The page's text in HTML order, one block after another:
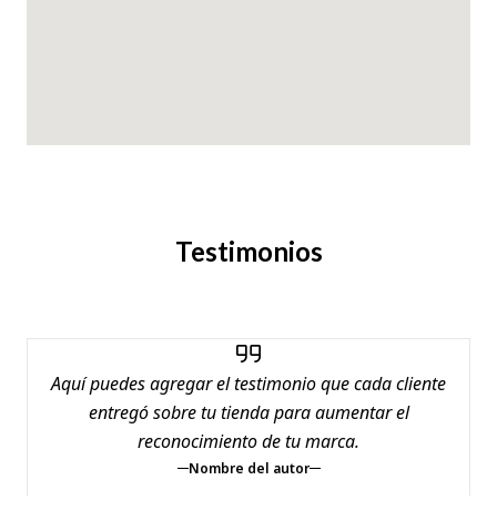
Testimonios
Aquí puedes agregar el testimonio que cada cliente
entregó sobre tu tienda para aumentar el
reconocimiento de tu marca.
Nombre del autor